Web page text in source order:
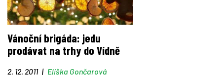
Vánoční brigáda: jedu
prodávat na trhy do Vídně
2. 12. 2011 | Eliška Gončarová